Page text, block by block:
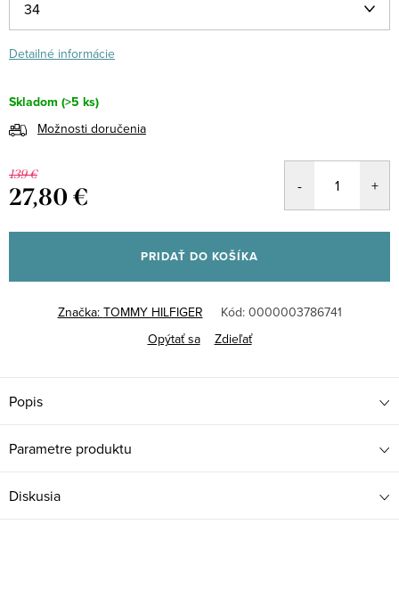
Detailné informácie
Skladom (>5 ks)
Možnosti doručenia
139 €
27,80 €
cena:
PRIDAŤ DO KOŠÍKA
Značka: TOMMY HILFIGER Kód: 0000003786741
Opýtať sa
Zdieľať
Popis
Parametre produktu
Diskusia